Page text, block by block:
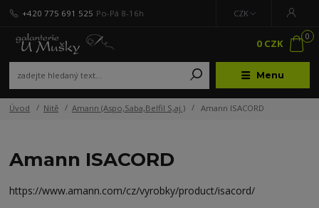
Menu
CZK
+420 775 691 525 Po-Pá 8-16h
0
0 CZK
Úvod Nitě Amann (Aspo,Saba,Belfil S,aj.) Amann ISACORD
Amann ISACORD
https://www.amann.com/cz/vyrobky/product/isacord/